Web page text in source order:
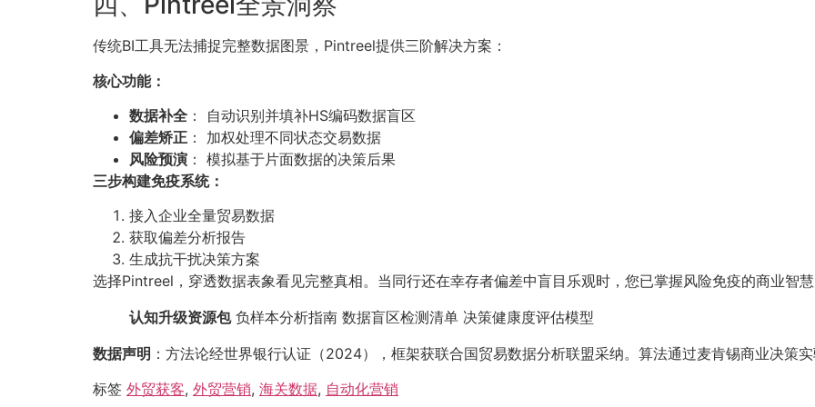
传统BI工具无法捕捉完整数据图景，Pintreel提供三阶解决方案：
核心功能：
数据补全 ： 自动识别并填补HS编码数据盲区
偏差矫正 ： 加权处理不同状态交易数据
风险预演 ： 模拟基于片面数据的决策后果
三步构建免疫系统：
接入企业全量贸易数据
获取偏差分析报告
生成抗干扰决策方案
选择Pintreel，穿透数据表象看见完整真相。当同行还在幸存者偏差中盲目乐观时，您已掌握风险免疫的商业智慧
认知升级资源包负样本分析指南 数据盲区检测清单 决策健康度评估模型
数据声明 ：方法论经世界银行认证（2024），框架获联合国贸易数据分析联盟采纳。算法通过麦肯锡商业决策实
标签 外贸获客, 外贸营销, 海关数据, 自动化营销